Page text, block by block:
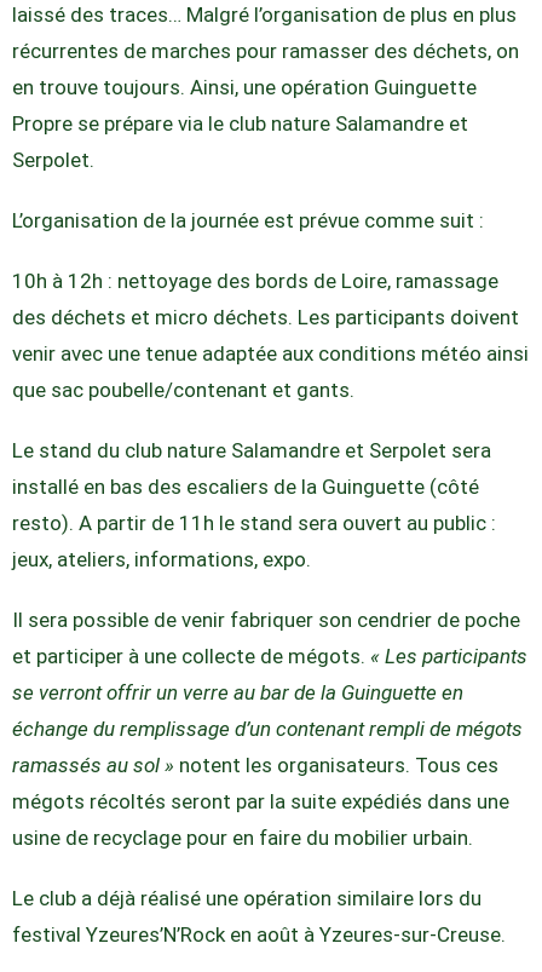
laissé des traces… Malgré l’organisation de plus en plus
récurrentes de marches pour ramasser des déchets, on
en trouve toujours. Ainsi, une opération Guinguette
Propre se prépare via le club nature Salamandre et
Serpolet.
L’organisation de la journée est prévue comme suit :
10h à 12h : nettoyage des bords de Loire, ramassage
des déchets et micro déchets. Les participants doivent
venir avec une tenue adaptée aux conditions météo ainsi
que sac poubelle/contenant et gants.
Le stand du club nature Salamandre et Serpolet sera
installé en bas des escaliers de la Guinguette (côté
resto). A partir de 11h le stand sera ouvert au public :
jeux, ateliers, informations, expo.
Il sera possible de venir fabriquer son cendrier de poche
et participer à une collecte de mégots. « Les participants
se verront offrir un verre au bar de la Guinguette en
échange du remplissage d’un contenant rempli de mégots
ramassés au sol » notent les organisateurs. Tous ces
mégots récoltés seront par la suite expédiés dans une
usine de recyclage pour en faire du mobilier urbain.
Le club a déjà réalisé une opération similaire lors du
festival Yzeures’N’Rock en août à Yzeures-sur-Creuse.